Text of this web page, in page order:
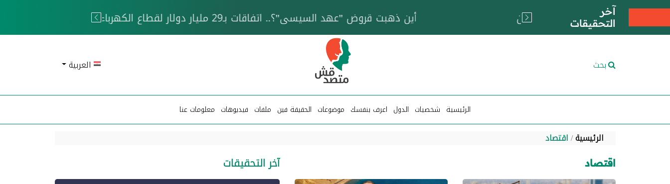
آخر
التحقيقات
خزان عائم.. "متصدقش" تتبع شبكة ناقلات وقود تخدم الحوثيين
بحث العربية
الرئيسية شخصيات الدول اعرف بنفسك موضوعات الحقيقة فين ملفات فيديوهات معلومات عنا
الرئيسية اقتصاد
اقتصاد آخر التحقيقات